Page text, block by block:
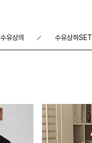
수유상의 수유상하SET